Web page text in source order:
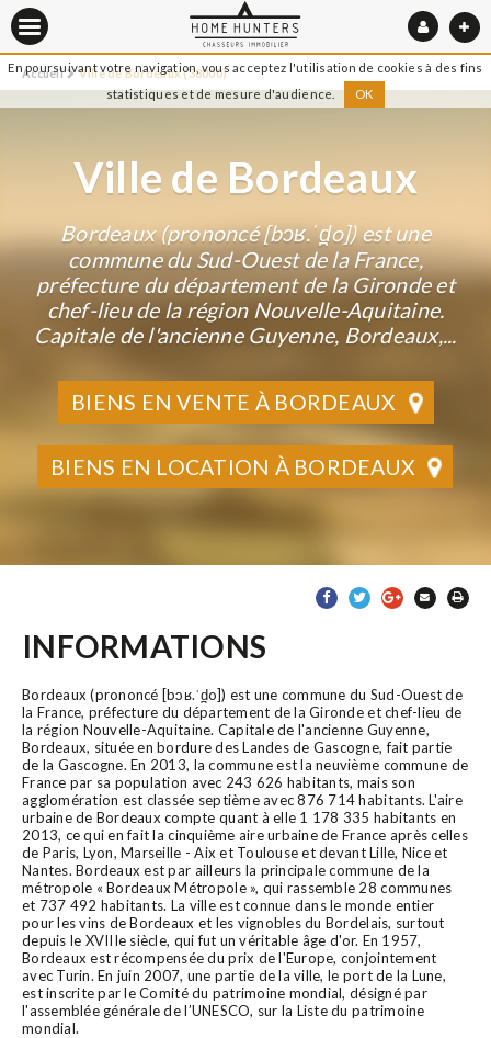
En poursuivant votre navigation, vous acceptez l'utilisation de cookies à des fins
statistiques et de mesure d'audience.
OK
Accueil Ville de Bordeaux (33000)
Ville de Bordeaux
Bordeaux (prononcé [bɔʁ.ˈd̪o]) est une
commune du Sud-Ouest de la France,
préfecture du département de la Gironde et
chef-lieu de la région Nouvelle-Aquitaine.
Capitale de l'ancienne Guyenne, Bordeaux,...
BIENS EN VENTE À BORDEAUX
BIENS EN LOCATION À BORDEAUX
INFORMATIONS
Bordeaux (prononcé [bɔʁ.ˈd̪o]) est une commune du Sud-Ouest de
la France, préfecture du département de la Gironde et chef-lieu de
la région Nouvelle-Aquitaine. Capitale de l'ancienne Guyenne,
Bordeaux, située en bordure des Landes de Gascogne, fait partie
de la Gascogne. En 2013, la commune est la neuvième commune de
France par sa population avec 243 626 habitants, mais son
agglomération est classée septième avec 876 714 habitants. L'aire
urbaine de Bordeaux compte quant à elle 1 178 335 habitants en
2013, ce qui en fait la cinquième aire urbaine de France après celles
de Paris, Lyon, Marseille - Aix et Toulouse et devant Lille, Nice et
Nantes. Bordeaux est par ailleurs la principale commune de la
métropole « Bordeaux Métropole », qui rassemble 28 communes
et 737 492 habitants. La ville est connue dans le monde entier
pour les vins de Bordeaux et les vignobles du Bordelais, surtout
depuis le XVIIIe siècle, qui fut un véritable âge d'or. En 1957,
Bordeaux est récompensée du prix de l'Europe, conjointement
avec Turin. En juin 2007, une partie de la ville, le port de la Lune,
est inscrite par le Comité du patrimoine mondial, désigné par
l'assemblée générale de l’UNESCO, sur la Liste du patrimoine
mondial.